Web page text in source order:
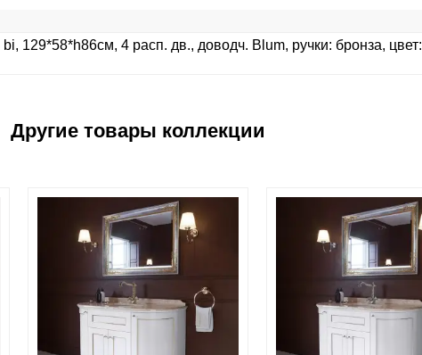
129*58*h86см, 4 расп. дв., доводч. Blum, ручки: бронза,